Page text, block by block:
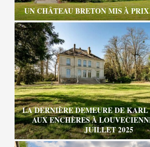
UN CHÂTEAU BRETON MIS À
LA DERNIÈRE DEMEURE DE
AUX ENCHÈRES À
JUILLET 2025